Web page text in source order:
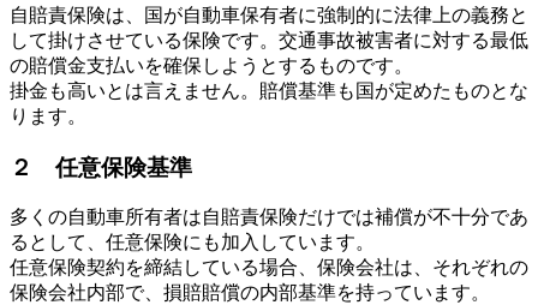
自賠責保険は、国が自動車保有者に強制的に法律上の義務と
して掛けさせている保険です。交通事故被害者に対する最低
の賠償金支払いを確保しようとするものです。
掛金も高いとは言えません。賠償基準も国が定めたものとな
ります。
２ 任意保険基準
多くの自動車所有者は自賠責保険だけでは補償が不十分であ
るとして、任意保険にも加入しています。
任意保険契約を締結している場合、保険会社は、それぞれの
保険会社内部で、損賠賠償の内部基準を持っています。